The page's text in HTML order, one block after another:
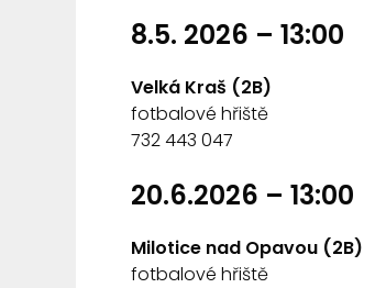
8.5. 2026 – 13:00
Velká Kraš (2B)
fotbalové hřiště
732 443 047
20.6.2026 – 13:00
Milotice nad Opavou (2B)
fotbalové hřiště